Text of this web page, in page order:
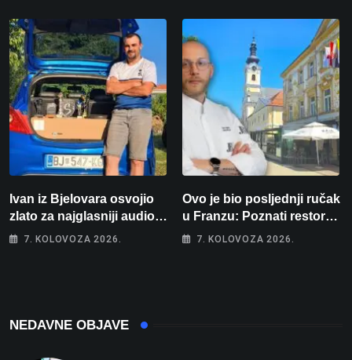
stolnom tenisu!
osvaja
Ivan iz Bjelovara osvojio
zlato za najglasniji audio
sustav i srušio osobni
7. KOLOVOZA 2026.
Ovo je bio posljednji ručak
u Franzu: Poznati restoran
otišao u povijest, a
7. KOLOVOZA 2026.
NEDAVNE OBJAVE